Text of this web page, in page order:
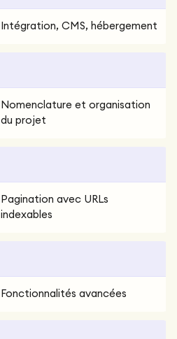
Intégration, CMS, hébergement
Nomenclature et organisation
du projet
Pagination avec URLs
indexables
Fonctionnalités avancées